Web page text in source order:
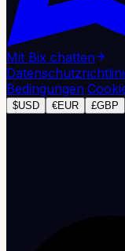
Mit Bix chatten
Bedingungen·
$USD €EUR £GBP